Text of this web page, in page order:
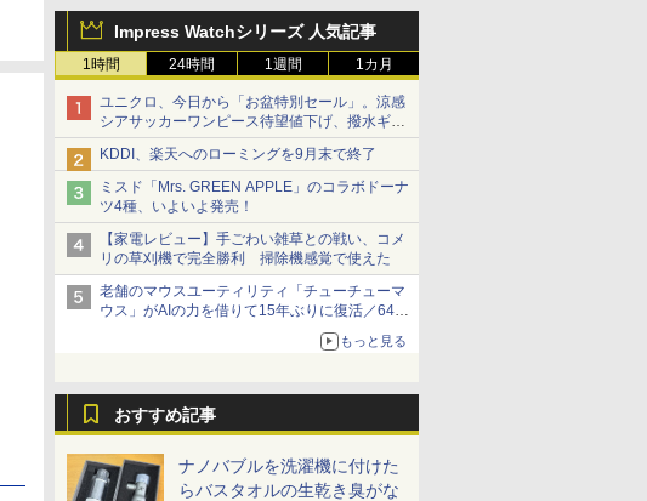
Impress Watchシリーズ 人気記事
1時間 24時間 1週間 1カ月
ユニクロ、今日から「お盆特別セール」。涼感
シアサッカーワンピース待望値下げ、撥水ギア
ショーツは1990円に
KDDI、楽天へのローミングを9月末で終了
ミスド「Mrs. GREEN APPLE」のコラボドーナ
ツ4種、いよいよ発売！
【家電レビュー】手ごわい雑草との戦い、コメ
リの草刈機で完全勝利 掃除機感覚で使えた
老舗のマウスユーティリティ「チューチューマ
ウス」がAIの力を借りて15年ぶりに復活／64bit
化、Windows 10/11、「Chrome」も走り回
る。復活記念で2026年末まで500円
もっと見る
おすすめ記事
ナノバブルを洗濯機に付けた
らバスタオルの生乾き臭がな